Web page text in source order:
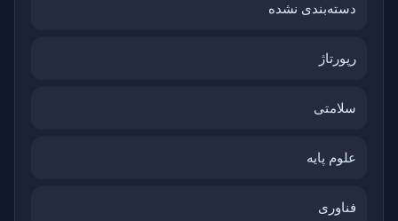
دسته‌بندی نشده
رپورتاژ
سلامتی
علوم پایه
فناوری